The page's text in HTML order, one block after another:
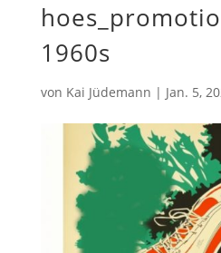
1960s
von Kai Jüdemann | Jan. 5,